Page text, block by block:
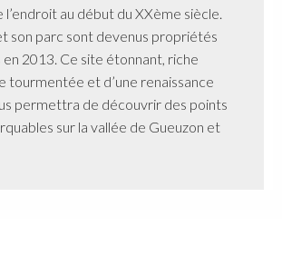
l’endroit au début du XXème siècle.
son parc sont devenus propriétés
en 2013. Ce site étonnant, riche
tourmentée et d’une renaissance
permettra de découvrir des points
sur la vallée de Gueuzon et